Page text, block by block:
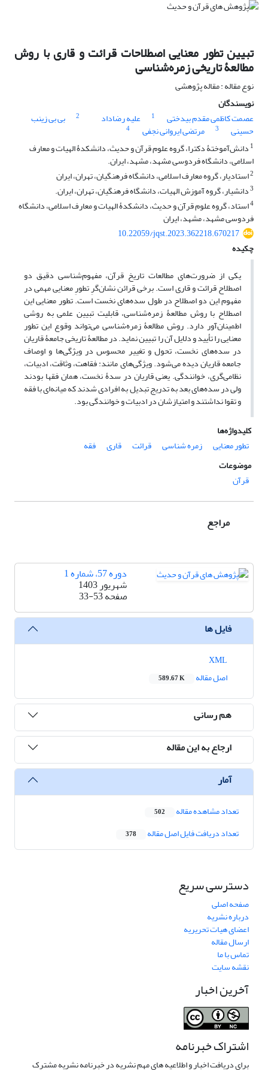
تبیین تطور معنایی اصطلاحات قرائت و قاری با روش
مطالعۀ تاریخی زمره‌‌شناسی
نوع مقاله : مقاله پژوهشی
نویسندگان
عصمت کاظمی مقدم بیدختی
1 علیه رضاداد 2 بی بی زینب
حسینی 3 مرتضی ایروانی نجفی
4
1 دانش‌آموختۀ دکترا، گروه علوم قرآن و حدیث، دانشکدۀ الهیات و معارف
اسلامی، دانشگاه فردوسی مشهد، مشهد، ایران.
2استادیار، گروه معارف اسلامی، دانشگاه فرهنگیان، تهران، ایران
3دانشیار، گروه آموزش الهیات، دانشگاه فرهنگیان، تهران، ایران.
4استاد، گروه علوم قرآن و حدیث، دانشکدۀ الهیات و معارف اسلامی، دانشگاه
فردوسی مشهد، مشهد، ایران
10.22059/jqst.2023.362218.670217
چکیده
یکی از ضرورت‌های مطالعات تاریخ قرآن، مفهوم‌شناسی دقیق دو
اصطلاح قرائت و قاری است. برخی قرائن نشان‌گرِ تطورِ معنایی مهمی در
مفهوم این دو اصطلاح در طول سده‌های نخست است. تطور معنایی این
اصطلاح با روش مطالعۀ زمر‌ه‌شناسی، قابلیت تبیین علمی به روشی
اطمینان‌آور دارد. روش مطالعۀ زمره‌شناسی می‌تواند وقوع این تطور
معنایی را تأیید و دلایل آن را تبیین نماید. در مطالعۀ تاریخی جامعۀ قاریان
در سده‌های نخست، تحول و تغییر محسوس در ویژگی‌ها و اوصاف
جامعه قاریان دیده می‌شود. ویژگی‌های مانند: فقاهت، وثاقت، ادبیات،
نظامی‌گری، خوانندگی. یعنی قاریان در سدۀ نخست، همان فقها بودند
ولی در سده‌های بعد به تدریج تبدیل به افرادی شدند که میانه‌ای با فقه
و تقوا نداشتند و امتیازشان در ادبیات و خوانندگی بود.
کلیدواژه‌ها
تطور معنایی
زمره شناسی قرائت قاری
فقه
موضوعات
قرآن
مراجع
دوره 57، شماره 1
شهریور 1403
صفحه33-53
فایل ها
اصل مقاله
589.67 K
هم رسانی
ارجاع به این مقاله
آمار
تعداد مشاهده مقاله 502
تعداد دریافت فایل اصل مقاله 378
دسترسی سریع
صفحه اصلی
درباره نشریه
اعضای هیات تحریریه
ارسال مقاله
تماس با ما
نقشه سایت
آخرین اخبار
اشتراک خبرنامه
برای دریافت اخبار و اطلاعیه های مهم نشریه در خبرنامه نشریه مشترک